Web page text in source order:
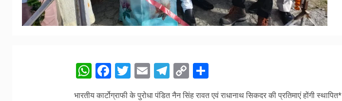
WhatsApp
Facebook
Twitter
EmailTelegram
Copy
Link
Share
भारतीय कार्टोग्राफी के पुरोधा पंडित नैन सिंह रावत एवं राधानाथ सिकदर की प्रतिमाएं होंगी स्थापित*